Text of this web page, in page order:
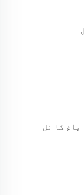
باغ کا نل